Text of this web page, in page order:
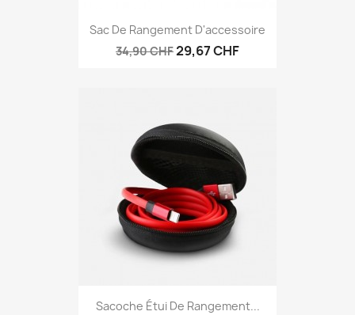
Sac De Rangement D'accessoire
34,90 CHF29,67 CHF
Sacoche Étui De Rangement...